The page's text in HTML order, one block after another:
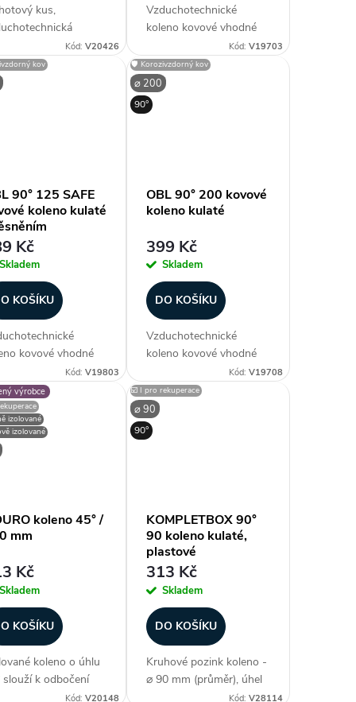
kus,
- ⌀ 200 / ⌀
mm (průměr),
pozink. ocel, bez
úhel rozpětí 45°,
rozpětí nohavic,
Kód:V20426
Vzduchotechnické
koleno kovové vhodné
ke spiro potrubí, obvykle
do rozměru 200
provedení lisované, vyšší
průměry segmentové.
Vyrobeno z
Kód: V19703
kov
90° 125 SAFE
koleno kulaté
Kč
Skladem
KOŠÍKU
kovové vhodné
spiro potrubí, obvykle
200
lisované, vyšší
segmentové.
z
plechu.
Kód:V19803
⌀ 200
🛡️ Korozivzdorný kov
90°
OBL 90° 200 kovové
koleno kulaté
399 Kč
Skladem
DO KOŠÍKU
Vzduchotechnické
koleno kovové vhodné
ke spiro potrubí, obvykle
do rozměru 200
provedení lisované, vyšší
průměry segmentové.
Vyrobeno z
Kód: V19708
výrobce
izolované
izolované
koleno 45° /
mm
Kč
Skladem
KOŠÍKU
koleno o úhlu
slouží k odbočení
Kód:V20148
⌀ 90
☑️ I pro rekuperace
90°
KOMPLETBOX 90°
90 koleno kulaté,
plastové
313 Kč
Skladem
DO KOŠÍKU
Kruhové pozink koleno -
⌀ 90 mm (průměr), úhel
90°, snadné užití sKód: V28114